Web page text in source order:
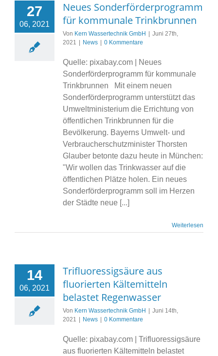
27
06, 2021
Neues Sonderförderprogramm
für kommunale Trinkbrunnen
Von Kern Wassertechnik GmbH
Juni 27th,
2021
News 0 Kommentare
Quelle: pixabay.com | Neues
Sonderförderprogramm für kommunale
Trinkbrunnen Mit einem neuen
Sonderförderprogramm unterstützt das
Umweltministerium die Errichtung von
öffentlichen Trinkbrunnen für die
Bevölkerung. Bayerns Umwelt- und
Verbraucherschutzminister Thorsten
Glauber betonte dazu heute in München:
"Wir wollen das Trinkwasser auf die
öffentlichen Plätze holen. Ein neues
Sonderförderprogramm soll im Herzen
der Städte neue [...]
Weiterlesen
14
06, 2021
Trifluoressigsäure aus
fluorierten Kältemitteln
belastet Regenwasser
Von Kern Wassertechnik GmbH
Juni 14th,
2021
News 0 Kommentare
Quelle: pixabay.com | Trifluoressigsäure
aus fluorierten Kältemitteln belastet